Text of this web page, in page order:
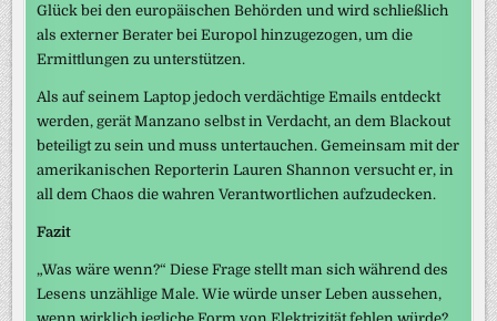
Glück bei den europäischen Behörden und wird schließlich
als externer Berater bei Europol hinzugezogen, um die
Ermittlungen zu unterstützen.
Als auf seinem Laptop jedoch verdächtige Emails entdeckt
werden, gerät Manzano selbst in Verdacht, an dem Blackout
beteiligt zu sein und muss untertauchen. Gemeinsam mit der
amerikanischen Reporterin Lauren Shannon versucht er, in
all dem Chaos die wahren Verantwortlichen aufzudecken.
Fazit
„Was wäre wenn?“ Diese Frage stellt man sich während des
Lesens unzählige Male. Wie würde unser Leben aussehen,